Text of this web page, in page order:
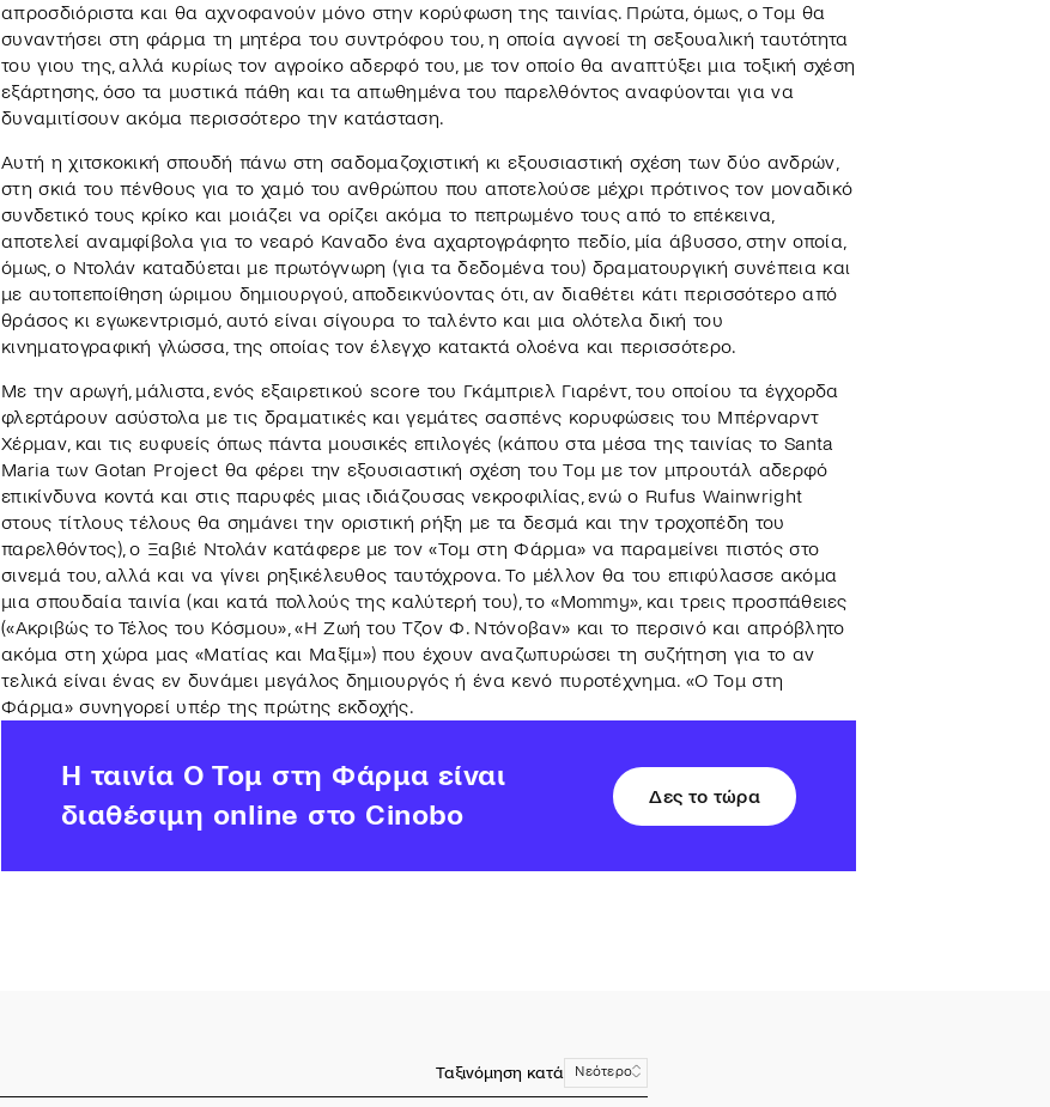
απροσδιόριστα και θα αχνοφανούν μόνο στην κορύφωση της ταινίας. Πρώτα, όμως, ο Τομ θα
συναντήσει στη φάρμα τη μητέρα του συντρόφου του, η οποία αγνοεί τη σεξουαλική ταυτότητα
του γιου της, αλλά κυρίως τον αγροίκο αδερφό του, με τον οποίο θα αναπτύξει μια τοξική σχέση
εξάρτησης, όσο τα μυστικά πάθη και τα απωθημένα του παρελθόντος αναφύονται για να
δυναμιτίσουν ακόμα περισσότερο την κατάσταση.
Αυτή η χιτσκοκική σπουδή πάνω στη σαδομαζοχιστική κι εξουσιαστική σχέση των δύο ανδρών,
στη σκιά του πένθους για το χαμό του ανθρώπου που αποτελούσε μέχρι πρότινος τον μοναδικό
συνδετικό τους κρίκο και μοιάζει να ορίζει ακόμα το πεπρωμένο τους από το επέκεινα,
αποτελεί αναμφίβολα για το νεαρό Καναδο ένα αχαρτογράφητο πεδίο, μία άβυσσο, στην οποία,
όμως, ο Ντολάν καταδύεται με πρωτόγνωρη (για τα δεδομένα του) δραματουργική συνέπεια και
με αυτοπεποίθηση ώριμου δημιουργού, αποδεικνύοντας ότι, αν διαθέτει κάτι περισσότερο από
θράσος κι εγωκεντρισμό, αυτό είναι σίγουρα το ταλέντο και μια ολότελα δική του
κινηματογραφική γλώσσα, της οποίας τον έλεγχο κατακτά ολοένα και περισσότερο.
Με την αρωγή, μάλιστα, ενός εξαιρετικού score του Γκάμπριελ Γιαρέντ, του οποίου τα έγχορδα
φλερτάρουν ασύστολα με τις δραματικές και γεμάτες σασπένς κορυφώσεις του Μπέρναρντ
Χέρμαν, και τις ευφυείς όπως πάντα μουσικές επιλογές (κάπου στα μέσα της ταινίας το Santa
Maria των Gotan Project θα φέρει την εξουσιαστική σχέση του Τομ με τον μπρουτάλ αδερφό
επικίνδυνα κοντά και στις παρυφές μιας ιδιάζουσας νεκροφιλίας, ενώ ο Rufus Wainwright
στους τίτλους τέλους θα σημάνει την οριστική ρήξη με τα δεσμά και την τροχοπέδη του
παρελθόντος), ο Ξαβιέ Ντολάν κατάφερε με τον «Τομ στη Φάρμα» να παραμείνει πιστός στο
σινεμά του, αλλά και να γίνει ρηξικέλευθος ταυτόχρονα. Το μέλλον θα του επιφύλασσε ακόμα
μια σπουδαία ταινία (και κατά πολλούς της καλύτερή του), το «Mommy», και τρεις προσπάθειες
(«Ακριβώς το Τέλος του Κόσμου», «Η Ζωή του Τζον Φ. Ντόνοβαν» και το περσινό και απρόβλητο
ακόμα στη χώρα μας «Ματίας και Μαξίμ») που έχουν αναζωπυρώσει τη συζήτηση για το αν
τελικά είναι ένας εν δυνάμει μεγάλος δημιουργός ή ένα κενό πυροτέχνημα. «Ο Τομ στη
Φάρμα» συνηγορεί υπέρ της πρώτης εκδοχής.
H ταινία Ο Τομ στη Φάρμα είναι
διαθέσιμη online στο Cinobo
Δες το τώρα
Ταξινόμηση κατά Νεότερο